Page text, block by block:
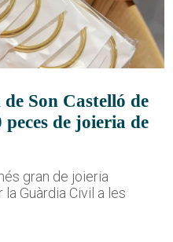
Son Castelló de
peces de joieria de
gran de joieria
Guàrdia Civil a les